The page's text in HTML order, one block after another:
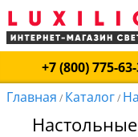
+7 (800) 775-
Главная / Каталог/